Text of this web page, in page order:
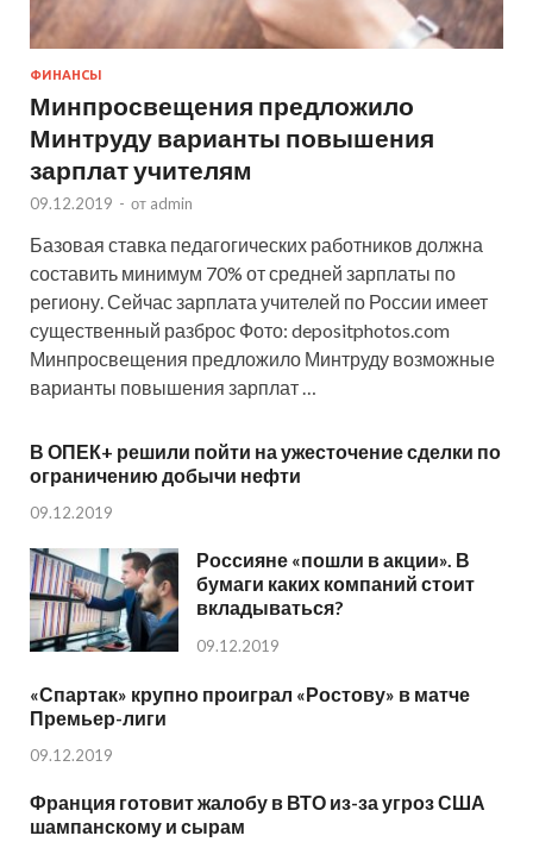
ФИНАНСЫ
Минпросвещения предложило
Минтруду варианты повышения
зарплат учителям
09.12.2019 - от admin
Базовая ставка педагогических работников должна
составить минимум 70% от средней зарплаты по
региону. Сейчас зарплата учителей по России имеет
существенный разброс Фото: depositphotos.com
Минпросвещения предложило Минтруду возможные
варианты повышения зарплат …
В ОПЕК+ решили пойти на ужесточение сделки по
ограничению добычи нефти
09.12.2019
Россияне «пошли в акции». В
бумаги каких компаний стоит
вкладываться?
09.12.2019
«Спартак» крупно проиграл «Ростову» в матче
Премьер-лиги
09.12.2019
Франция готовит жалобу в ВТО из-за угроз США
шампанскому и сырам